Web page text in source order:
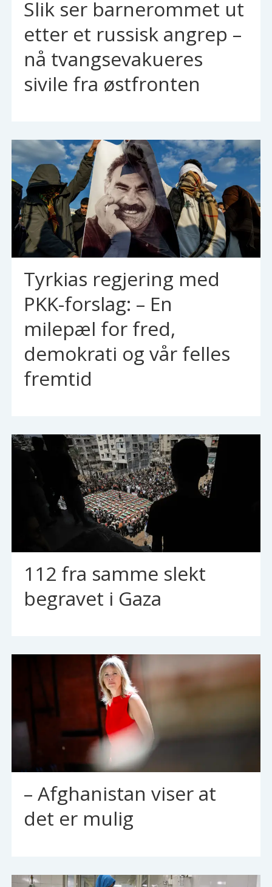
Slik ser barnerommet ut
etter et russisk angrep –
nå tvangsevakueres
sivile fra østfronten
Tyrkias regjering med
PKK-forslag: – En
milepæl for fred,
demokrati og vår felles
fremtid
112 fra samme slekt
begravet i Gaza
– Afghanistan viser at
det er mulig